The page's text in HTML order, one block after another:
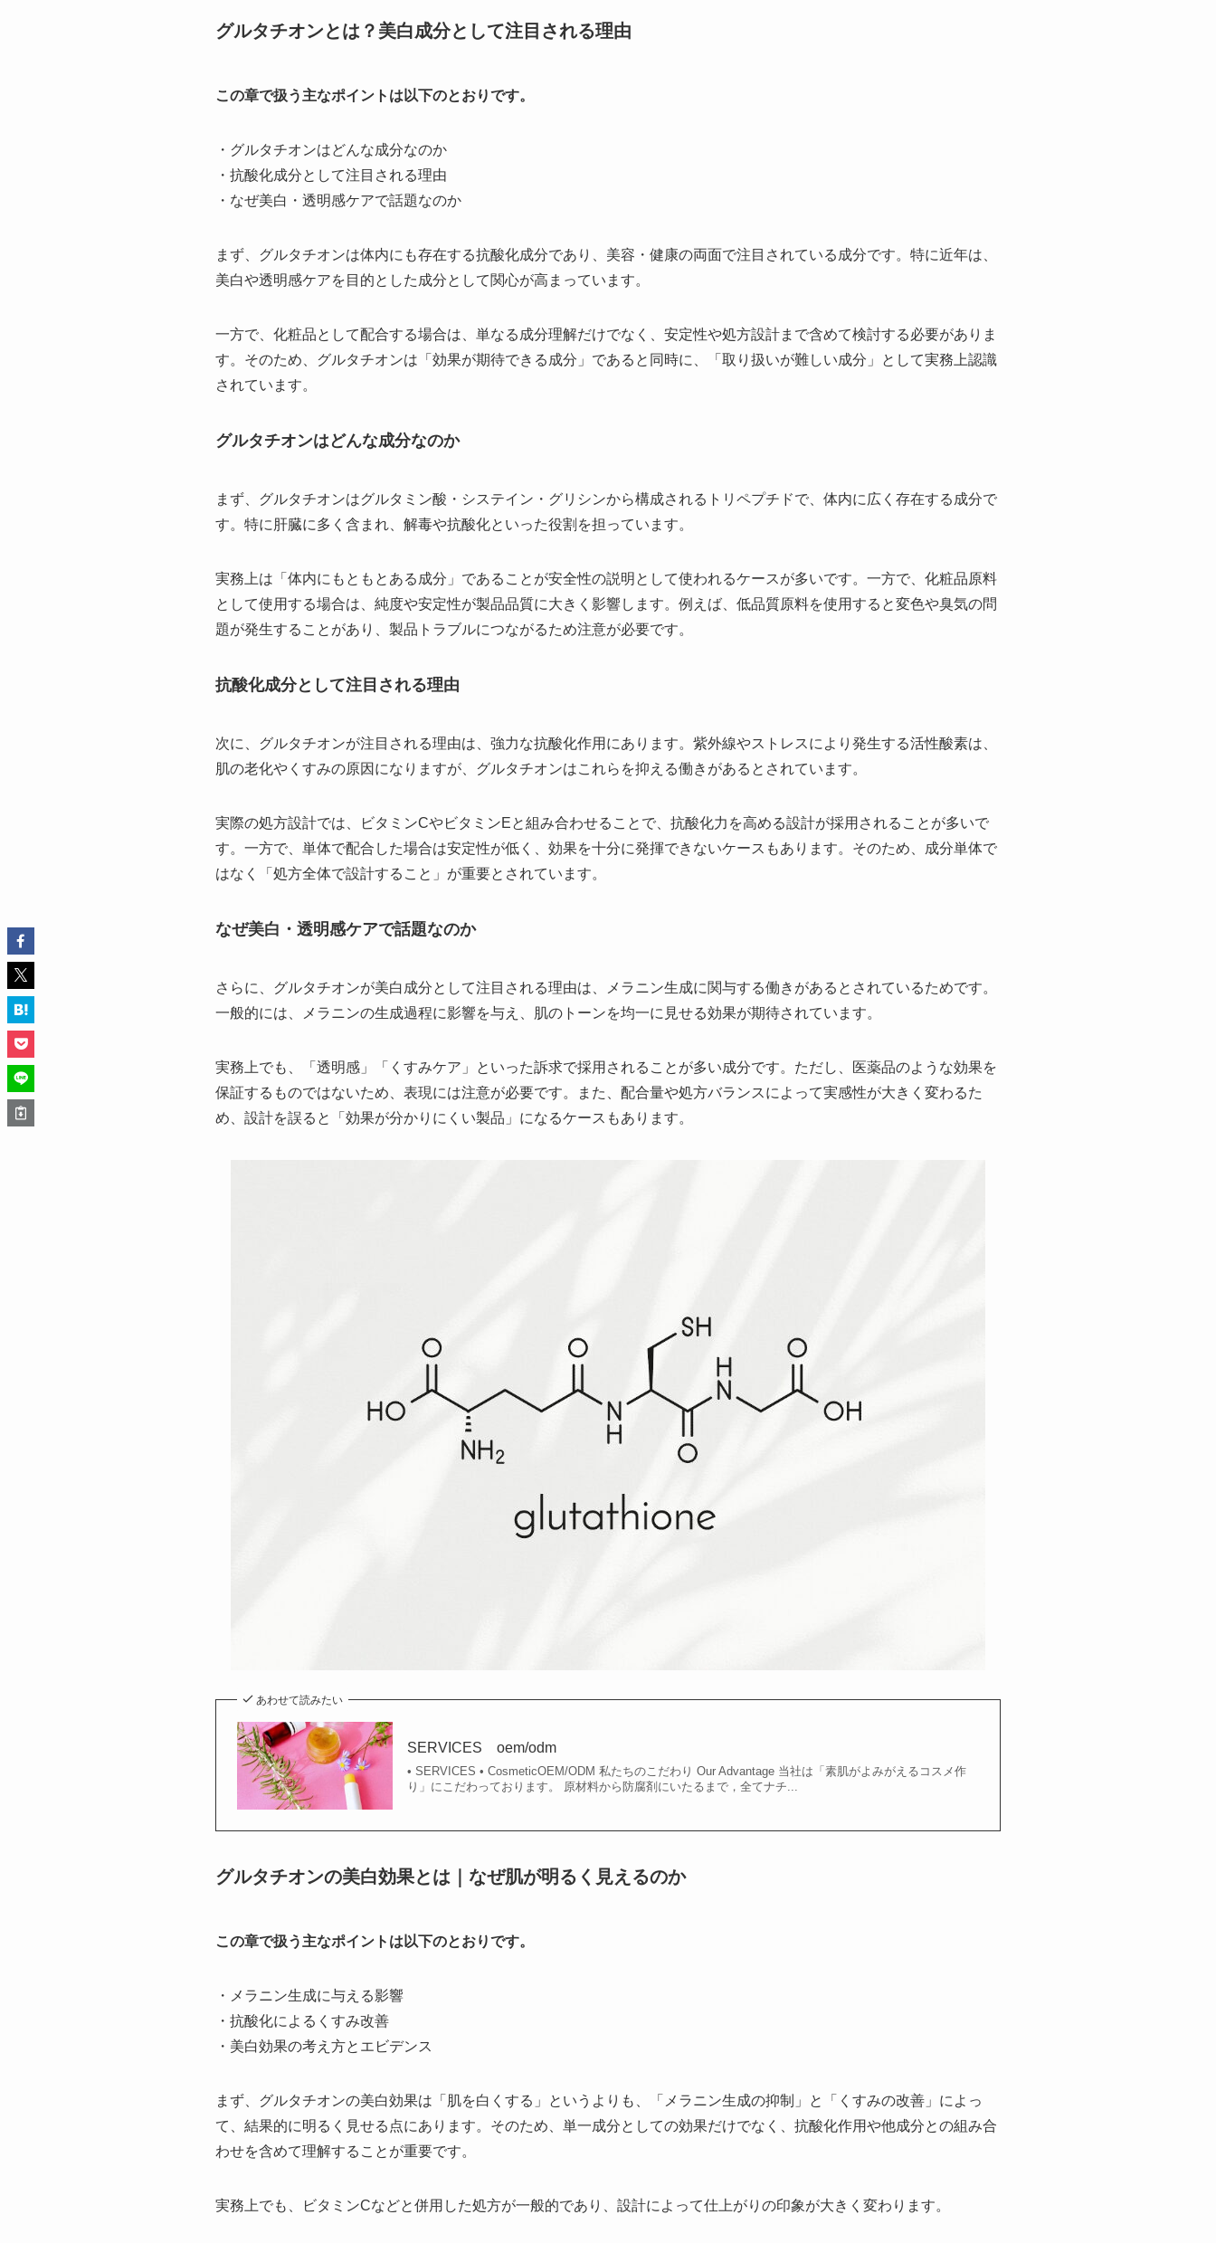
グルタチオンとは？美白成分として注目される理由
この章で扱う主なポイントは以下のとおりです。
・グルタチオンはどんな成分なのか
・抗酸化成分として注目される理由
・なぜ美白・透明感ケアで話題なのか
まず、グルタチオンは体内にも存在する抗酸化成分であり、美容・健康の両面で注目されている成分です。特に近年は、
美白や透明感ケアを目的とした成分として関心が高まっています。
一方で、化粧品として配合する場合は、単なる成分理解だけでなく、安定性や処方設計まで含めて検討する必要がありま
す。そのため、グルタチオンは「効果が期待できる成分」であると同時に、「取り扱いが難しい成分」として実務上認識
されています。
グルタチオンはどんな成分なのか
まず、グルタチオンはグルタミン酸・システイン・グリシンから構成されるトリペプチドで、体内に広く存在する成分で
す。特に肝臓に多く含まれ、解毒や抗酸化といった役割を担っています。
実務上は「体内にもともとある成分」であることが安全性の説明として使われるケースが多いです。一方で、化粧品原料
として使用する場合は、純度や安定性が製品品質に大きく影響します。例えば、低品質原料を使用すると変色や臭気の問
題が発生することがあり、製品トラブルにつながるため注意が必要です。
抗酸化成分として注目される理由
次に、グルタチオンが注目される理由は、強力な抗酸化作用にあります。紫外線やストレスにより発生する活性酸素は、
肌の老化やくすみの原因になりますが、グルタチオンはこれらを抑える働きがあるとされています。
実際の処方設計では、ビタミンCやビタミンEと組み合わせることで、抗酸化力を高める設計が採用されることが多いで
す。一方で、単体で配合した場合は安定性が低く、効果を十分に発揮できないケースもあります。そのため、成分単体で
はなく「処方全体で設計すること」が重要とされています。
なぜ美白・透明感ケアで話題なのか
さらに、グルタチオンが美白成分として注目される理由は、メラニン生成に関与する働きがあるとされているためです。
一般的には、メラニンの生成過程に影響を与え、肌のトーンを均一に見せる効果が期待されています。
実務上でも、「透明感」「くすみケア」といった訴求で採用されることが多い成分です。ただし、医薬品のような効果を
保証するものではないため、表現には注意が必要です。また、配合量や処方バランスによって実感性が大きく変わるた
め、設計を誤ると「効果が分かりにくい製品」になるケースもあります。
あわせて読みたい
SERVICES oem/odm
• SERVICES • CosmeticOEM/ODM 私たちのこだわり Our Advantage 当社は「素肌がよみがえるコスメ作
り」にこだわっております。 原材料から防腐剤にいたるまで，全てナチ...
グルタチオンの美白効果とは｜なぜ肌が明るく見えるのか
この章で扱う主なポイントは以下のとおりです。
・メラニン生成に与える影響
・抗酸化によるくすみ改善
・美白効果の考え方とエビデンス
まず、グルタチオンの美白効果は「肌を白くする」というよりも、「メラニン生成の抑制」と「くすみの改善」によっ
て、結果的に明るく見せる点にあります。そのため、単一成分としての効果だけでなく、抗酸化作用や他成分との組み合
わせを含めて理解することが重要です。
実務上でも、ビタミンCなどと併用した処方が一般的であり、設計によって仕上がりの印象が大きく変わります。